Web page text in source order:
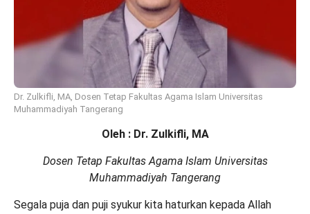
Dr. Zulkifli, MA, Dosen Tetap Fakultas Agama Islam Universitas
Muhammadiyah Tangerang
Oleh : Dr. Zulkifli, MA
Dosen Tetap Fakultas Agama Islam Universitas
Muhammadiyah Tangerang
Segala puja dan puji syukur kita haturkan kepada Allah